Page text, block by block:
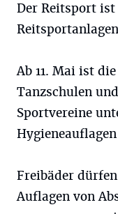
Der Reitsport ist
Ab 11. Mai ist
Tanzschulen
Sportvereine
Freibäder
Auflagen von